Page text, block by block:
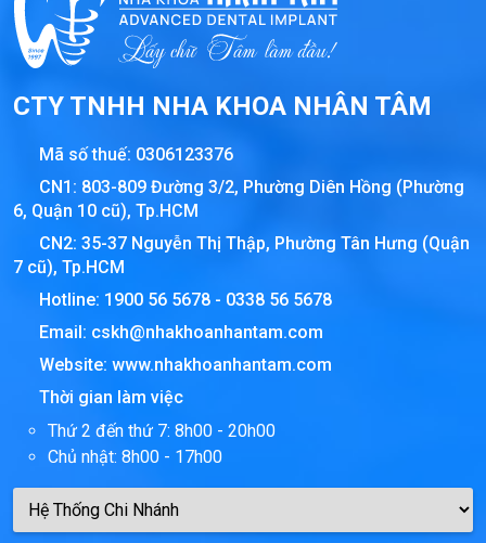
CTY TNHH NHA KHOA NHÂN TÂM
Mã số thuế: 0306123376
CN1: 803-809 Đường 3/2, Phường Diên Hồng (Phường
6, Quận 10 cũ), Tp.HCM
CN2: 35-37 Nguyễn Thị Thập, Phường Tân Hưng (Quận
7 cũ), Tp.HCM
Hotline: 1900 56 5678 - 0338 56 5678
Email: cskh@nhakhoanhantam.com
Website: www.nhakhoanhantam.com
Thời gian làm việc
Thứ 2 đến thứ 7: 8h00 - 20h00
Chủ nhật: 8h00 - 17h00